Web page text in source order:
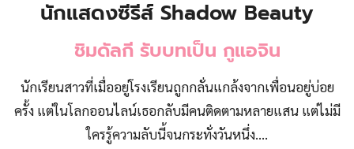
นักแสดงซีรีส์ Shadow Beauty
ชิมดัลกี รับบทเป็น กูแอจิน
นักเรียนสาวที่เมื่ออยู่โรงเรียนถูกกลั่นแกล้งจากเพื่อนอยู่บ่อย
ครั้ง แต่ในโลกออนไลน์เธอกลับมีคนติดตามหลายแสน แต่ไม่มี
ใครรู้ความลับนี้จนกระทั่งวันหนึ่ง….